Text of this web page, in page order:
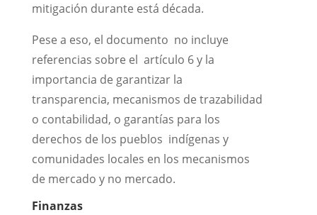
mitigación durante está década.
Pese a eso, el documento no incluye
referencias sobre el artículo 6 y la
importancia de garantizar la
transparencia, mecanismos de trazabilidad
o contabilidad, o garantías para los
derechos de los pueblos indígenas y
comunidades locales en los mecanismos
de mercado y no mercado.
Finanzas